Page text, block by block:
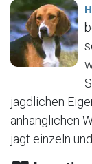
jagdlichen
anhänglichen
jagt einzeln